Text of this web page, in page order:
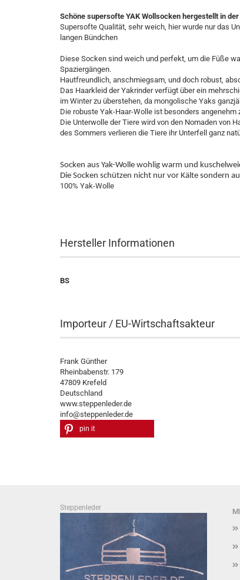
Schöne supersofte YAK Wollsocken hergestellt in
Supersofte Qualität, sehr weich, hier wurde nur das
langen Bündchen
Diese Socken sind weich und perfekt, um die Füße
Spaziergängen.
Hautfreundlich, anschmiegsam, und doch robust,
Das Haarkleid der Yakrinder verfügt über ein
im Winter zu überstehen, da mongolische Yaks
Die robuste Yak-Haar-Wolle ist besonders
Die Unterwolle der Tiere wird von den Nomaden von
des Sommers verlieren die Tiere ihr Unterfell ganz
Socken aus Yak-Wolle wohlig warm und
Die Socken schützen nicht nur vor Kälte sondern
100% Yak-Wolle
Hersteller Informationen
BS
Importeur / EU-Wirtschaftsakteur
Frank Günther
Rheinbabenstr. 179
47809 Krefeld
Deutschland
www.steppenleder.de
info@steppenleder.de
pin it
Steppenleder